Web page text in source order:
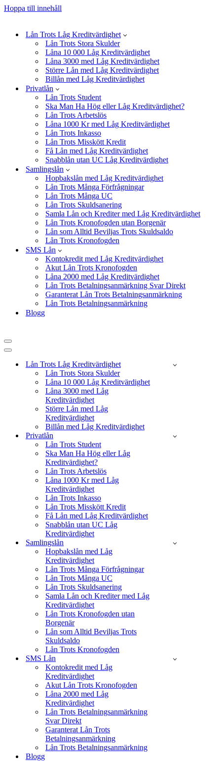
Hoppa till innehåll
Lån Trots Låg Kreditvärdighet
Lån Trots Stora Skulder
Låna 10 000 Låg Kreditvärdighet
Låna 3000 med Låg Kreditvärdighet
Större Lån med Låg Kreditvärdighet
Billån med Låg Kreditvärdighet
Privatlån
Lån Trots Student
Ska Man Ha Hög eller Låg Kreditvärdighet?
Lån Trots Arbetslös
Låna 1000 Kr med Låg Kreditvärdighet
Lån Trots Inkasso
Lån Trots Misskött Kredit
Få Lån med Låg Kreditvärdighet
Snabblån utan UC Låg Kreditvärdighet
Samlingslån
Hopbakslån med Låg Kreditvärdighet
Lån Trots Många Förfrågningar
Lån Trots Många UC
Lån Trots Skuldsanering
Samla Lån och Krediter med Låg Kreditvärdighet
Lån Trots Kronofogden utan Borgenär
Lån som Alltid Beviljas Trots Skuldsaldo
Lån Trots Kronofogden
SMS Lån
Kontokredit med Låg Kreditvärdighet
Akut Lån Trots Kronofogden
Låna 2000 med Låg Kreditvärdighet
Lån Trots Betalningsanmärkning Svar Direkt
Garanterat Lån Trots Betalningsanmärkning
Lån Trots Betalningsanmärkning
Blogg
Navigeringsmeny
Navigeringsmeny
Lån Trots Låg Kreditvärdighet
Lån Trots Stora Skulder
Låna 10 000 Låg Kreditvärdighet
Låna 3000 med Låg
Kreditvärdighet
Större Lån med Låg
Kreditvärdighet
Billån med Låg Kreditvärdighet
Privatlån
Lån Trots Student
Ska Man Ha Hög eller Låg
Kreditvärdighet?
Lån Trots Arbetslös
Låna 1000 Kr med Låg
Kreditvärdighet
Lån Trots Inkasso
Lån Trots Misskött Kredit
Få Lån med Låg Kreditvärdighet
Snabblån utan UC Låg
Kreditvärdighet
Samlingslån
Hopbakslån med Låg
Kreditvärdighet
Lån Trots Många Förfrågningar
Lån Trots Många UC
Lån Trots Skuldsanering
Samla Lån och Krediter med Låg
Kreditvärdighet
Lån Trots Kronofogden utan
Borgenär
Lån som Alltid Beviljas Trots
Skuldsaldo
Lån Trots Kronofogden
SMS Lån
Kontokredit med Låg
Kreditvärdighet
Akut Lån Trots Kronofogden
Låna 2000 med Låg
Kreditvärdighet
Lån Trots Betalningsanmärkning
Svar Direkt
Garanterat Lån Trots
Betalningsanmärkning
Lån Trots Betalningsanmärkning
Blogg